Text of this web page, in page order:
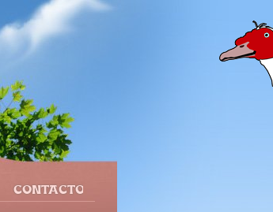
CONTACTO